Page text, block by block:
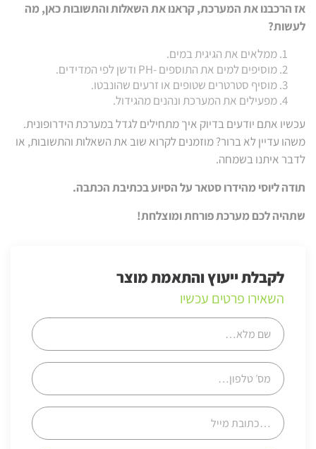
אז הרכבנו את המערכת, קראנו את השאלות והתשובות כאן, מה
לעשות?
ממלאים את הגיגית במים.
מוסיפים למים את התוספים -PH ודשן לפי המדידים.
מוסיף סטרטרים שטופים או זרעים שהונבטו.
מפעילים את המערכת ונהנים מהגידול.
עכשיו אתם יודעים בדיוק איך מתחילים לגדל במערכת הידרופונית.
משהו עדיין לא ברור? מוזמנים לקרוא שוב את השאלות והתשובות, או
לדבר איתנו בשמחה.
תודה ליוסי מהידרו סטאר על הסיוע בכתיבת הכתבה.
שתהיה לכם מערכת פורחת ומוצלחת!
לקבלת ייעוץ והתאמת מוצר
השאירו פרטים עכשיו